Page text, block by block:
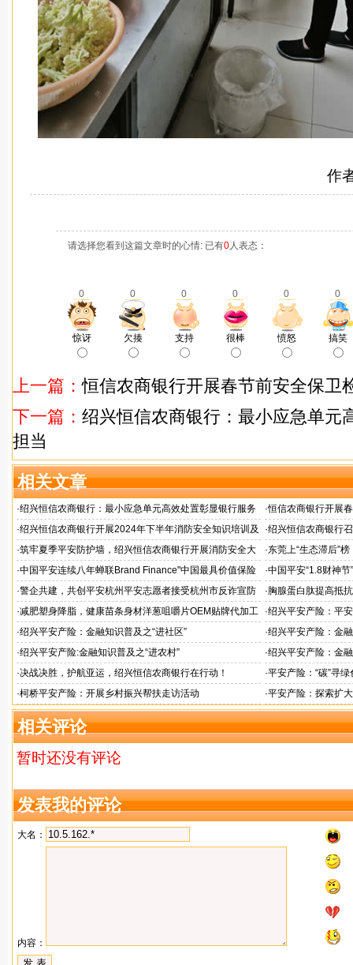
作
请选择您看到这篇文章时的心情: 已有0人表态：
0 0 0 0 0 0
惊讶 欠揍 支持 很棒 愤怒 搞笑
上一篇：恒信农商银行开展春节前安全保卫
下一篇： 绍兴恒信农商银行：最小应急单元
担当
相关文章
·绍兴恒信农商银行：最小应急单元高效处置彰显银行服务
担当
·恒信农商银行开展
·绍兴恒信农商银行开展2024年下半年消防安全知识培训及
应急演练活动
·绍兴恒信农商银行
·筑牢夏季平安防护墙，绍兴恒信农商银行开展消防安全大
排查行动
·东莞上“生态滞后”
·中国平安连续八年蝉联Brand Finance"中国最具价值保险
品牌"
·中国平安“1.8财神
户体验
·警企共建，共创平安杭州平安志愿者接受杭州市反诈宣防
人才专项培训
· 胸腺蛋白肽提高抵
服务商
·减肥塑身降脂，健康苗条身材洋葱咀嚼片OEM贴牌代加工
服务商
·绍兴平安产险：平
·绍兴平安产险：金融知识普及之“进社区” ·绍兴平安产险：金
·绍兴平安产险:金融知识普及之“进农村” ·绍兴平安产险：金
·决战决胜，护航亚运，绍兴恒信农商银行在行动！ ·平安产险：“碳”寻
·柯桥平安产险：开展乡村振兴帮扶走访活动 ·平安产险：探索扩
相关评论
暂时还没有评论
发表我的评论
大名：
内容：